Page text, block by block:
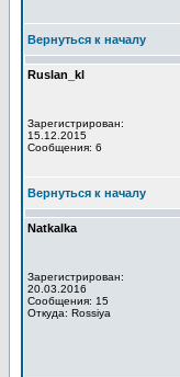
Вернуться к началу
Ruslan_kl
Зарегистрирован:
15.12.2015
Сообщения: 6
Вернуться к началу
Natkalka
Зарегистрирован:
20.03.2016
Сообщения: 15
Откуда: Rossiya